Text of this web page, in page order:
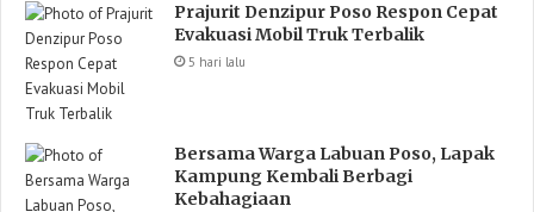
Prajurit Denzipur Poso Respon Cepat
Evakuasi Mobil Truk Terbalik
5 hari lalu
Bersama Warga Labuan Poso, Lapak
Kampung Kembali Berbagi
Kebahagiaan